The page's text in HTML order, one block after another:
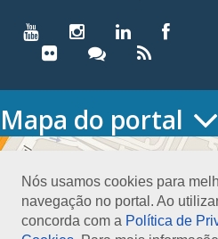
Nós usamos cookies para
navegação no portal. Ao
concorda com a Política de
Mapa do portal
HOME
Conselho Diretor
Nossa Sede
Planejamento